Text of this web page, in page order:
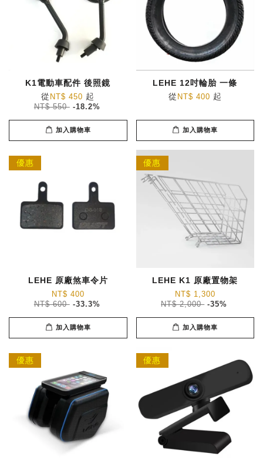
K1電動車配件 後照鏡
從 NT$ 450 起
NT$ 550 -18.2%
加入購物車
LEHE 12吋輪胎 一條
從 NT$ 400 起
加入購物車
優惠
LEHE 原廠煞車令片
NT$ 400
NT$ 600 -33.3%
加入購物車
優惠
LEHE K1 原廠置物架
NT$ 1,300
NT$ 2,000 -35%
加入購物車
優惠 優惠